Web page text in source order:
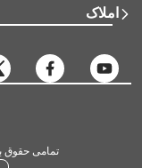
املاک
تمامی حقوق